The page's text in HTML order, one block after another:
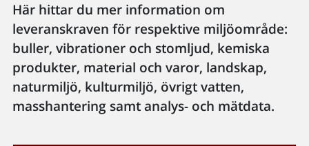
Här hittar du mer information om
leveranskraven för respektive miljöområde:
buller, vibrationer och stomljud, kemiska
produkter, material och varor, landskap,
naturmiljö, kulturmiljö, övrigt vatten,
masshantering samt analys- och mätdata.